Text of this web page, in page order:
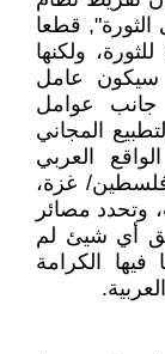
الثورة", قطعا
ولكنها
سيكون عامل
جانب عوامل
المجاني
العربي
غزة،
وتحدد مصائر
يبق أي شيئ لم
الكرامة